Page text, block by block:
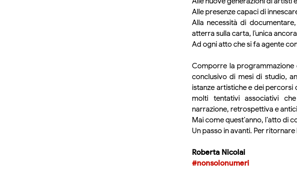
Alle presenze capaci di
Alla necessità di
atterra sulla carta, l’unica
Ad ogni atto che si fa agente
Comporre la
conclusivo di mesi di studio,
istanze artistiche e dei percorsi
molti tentativi associativi
narrazione, retrospettiva e
Mai come quest’anno, l’atto di
Un passo in avanti. Per
Roberta Nicolai
#nonsolonumeri